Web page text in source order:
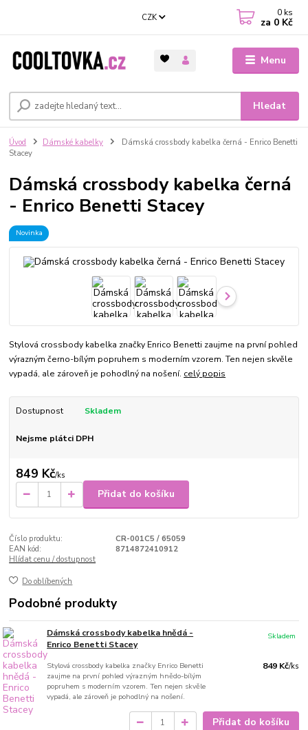
Menu
CZK
Hledat
0 ks
za 0 Kč
Úvod Dámské kabelky
Dámská crossbody kabelka černá - Enrico Benetti
Stacey
Dámská crossbody kabelka černá
- Enrico Benetti Stacey
Novinka
Stylová crossbody kabelka značky Enrico Benetti zaujme na první pohled
výrazným černo-bílým popruhem s moderním vzorem. Ten nejen skvěle
vypadá, ale zároveň je pohodlný na nošení. celý popis
Dostupnost Skladem
Nejsme plátci DPH
849 Kč/ks
Přidat do košíku
Číslo produktu:
CR-001C5 / 65059
EAN kód:
8714872410912
Hlídat cenu / dostupnost
Do oblíbených
Podobné produkty
Dámská crossbody kabelka hnědá -
Enrico Benetti Stacey
Stylová crossbody kabelka značky Enrico Benetti
zaujme na první pohled výrazným hnědo-bílým
popruhem s moderním vzorem. Ten nejen skvěle
vypadá, ale zároveň je pohodlný na nošení.
849 Kč/ks
Skladem
Přidat do košíku